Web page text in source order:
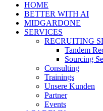
HOME
BETTER WITH AI
MIDGARDONE
SERVICES
RECRUITING
Tandem
Sourcing
Consulting
Trainings
Unsere Kunden
Partner
Events